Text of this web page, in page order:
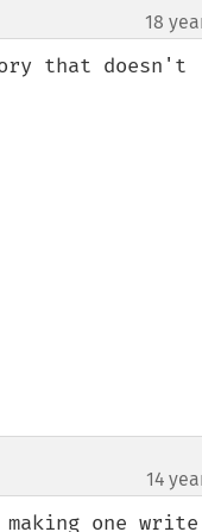
18
that doesn't
14
one